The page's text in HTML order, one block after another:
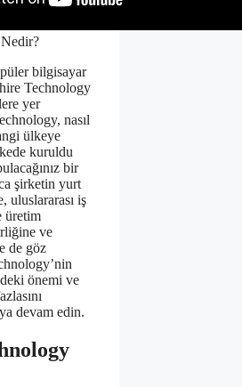
bilgisayar
Technology
yer
nasıl
ülkeye
kuruldu
bir
şirketin yurt
uluslararası iş
üretim
ve
de göz
önemi ve
devam edin.